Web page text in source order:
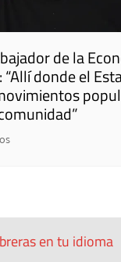
de la
donde el
en tu idioma